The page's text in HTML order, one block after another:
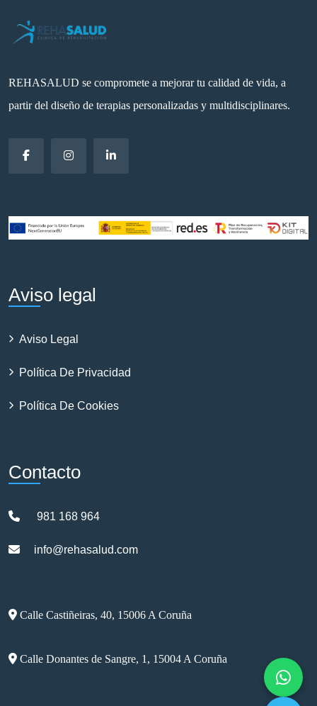
REHASALUD se compromete a mejorar tu calidad de vida, a
partir del diseño de terapias personalizadas y multidisciplinares.
Aviso legal
Aviso Legal
Política De Privacidad
Política De Cookies
Contacto
981 168 964
info@rehasalud.com
Calle Castiñeiras, 40, 15006 A Coruña
Calle Donantes de Sangre, 1, 15004 A Coruña